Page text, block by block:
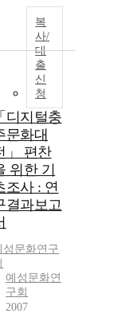
복
사/
대
출
신
청
「디지털충
문화대
」 편찬
위한 기
조사 : 연
결과보고
성문화연구
예성문화연
구회
2007